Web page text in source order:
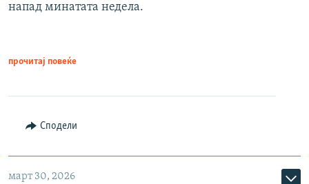
напад минатата недела.
прочитај повеќе
Сподели
март 30, 2026